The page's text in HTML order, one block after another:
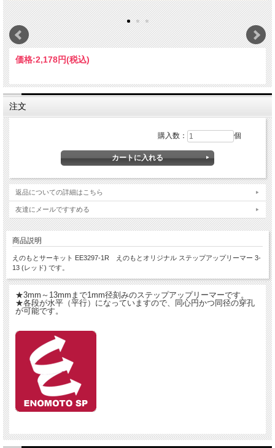
価格:2,178円(税込)
注文
購入数： 個
返品についての詳細はこちら
友達にメールですすめる
商品説明
えのもとサーキット EE3297-1R えのもとオリジナル ステップアップリーマー 3-
13 (レッド) です。
★3mm～13mmまで1mm径刻みのステップアップリーマーです。
★各段が水平（平行）になっていますので、同心円かつ同径の穿孔
が可能です。